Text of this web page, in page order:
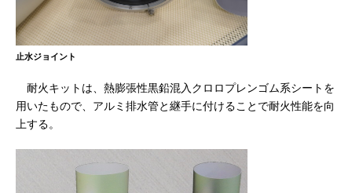
止水ジョイント
耐火キットは、熱膨張性黒鉛混入クロロプレンゴム系シートを
用いたもので、アルミ排水管と継手に付けることで耐火性能を向
上する。